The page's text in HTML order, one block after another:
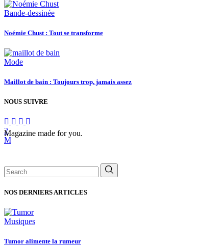
Bande-dessinée
Noémie Chust : Tout se transforme
Mode
Maillot de bain : Toujours trop, jamais assez
NOUS SUIVRE
Magazine made for you.
Search
for:
NOS DERNIERS ARTICLES
Musiques
Tumor alimente la rumeur